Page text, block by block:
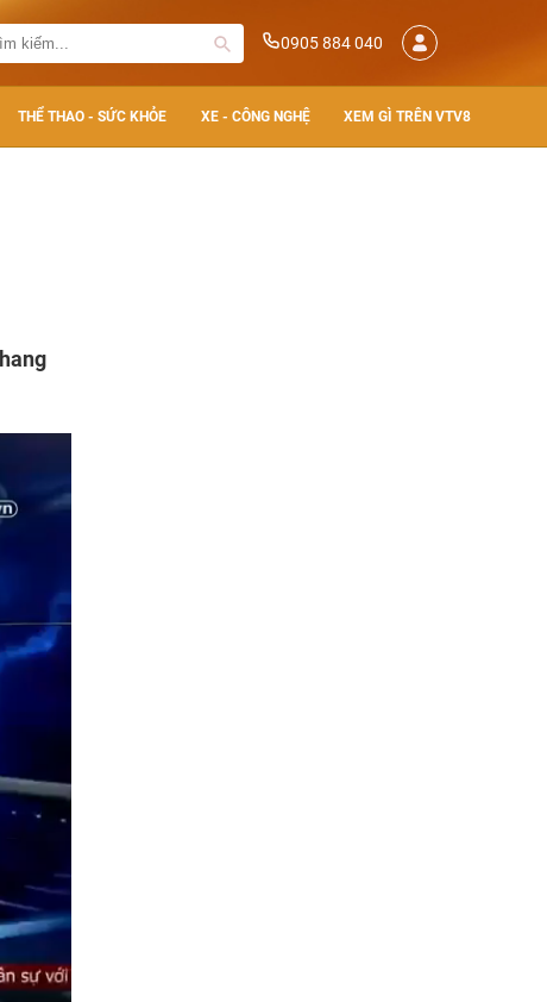
0905 884 040
THỂ THAO - SỨC KHỎE XE - CÔNG NGHỆ XEM GÌ TRÊN VTV8